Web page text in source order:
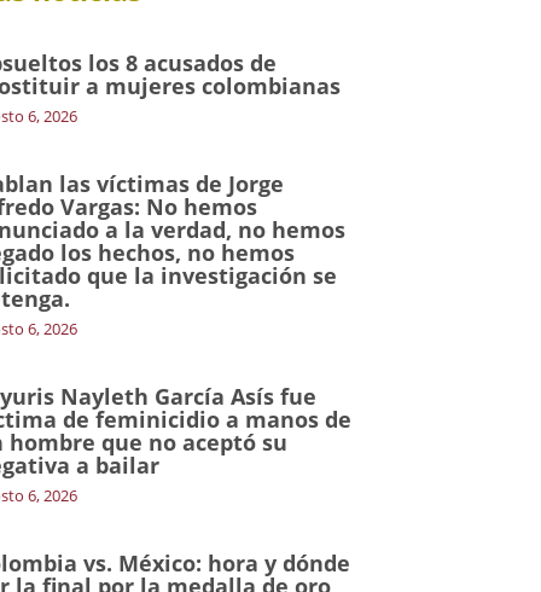
los 8 acusados de
a mujeres colombianas
6, 2026
las víctimas de Jorge
Vargas: No hemos
a la verdad, no hemos
los hechos, no hemos
que la investigación se
6, 2026
Nayleth García Asís fue
de feminicidio a manos de
hombre que no aceptó su
a bailar
6, 2026
vs. México: hora y dónde
la final por la medalla de oro